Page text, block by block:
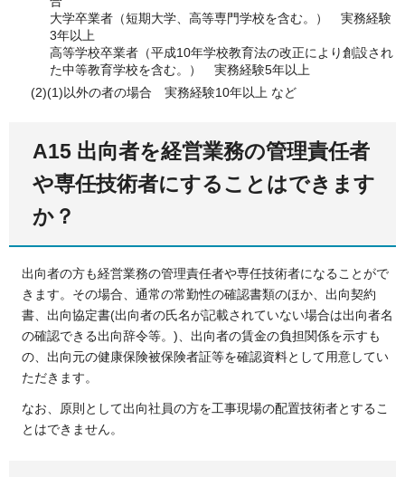
大学卒業者（短期大学、高等専門学校を含む。） 実務経験
3年以上
高等学校卒業者（平成10年学校教育法の改正により創設され
た中等教育学校を含む。） 実務経験5年以上
(2)(1)以外の者の場合 実務経験10年以上 など
A15 出向者を経営業務の管理責任者
や専任技術者にすることはできます
か？
出向者の方も経営業務の管理責任者や専任技術者になることがで
きます。その場合、通常の常勤性の確認書類のほか、出向契約
書、出向協定書(出向者の氏名が記載されていない場合は出向者名
の確認できる出向辞令等。)、出向者の賃金の負担関係を示すも
の、出向元の健康保険被保険者証等を確認資料として用意してい
ただきます。
なお、原則として出向社員の方を工事現場の配置技術者とするこ
とはできません。